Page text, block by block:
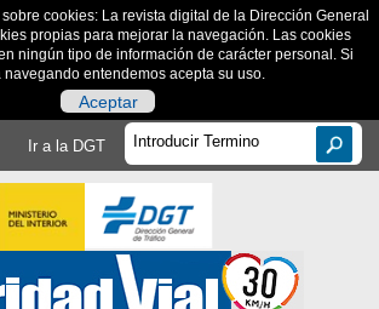
sobre cookies: La revista digital de la Dirección General
propias para mejorar la navegación. Las cookies
ningún tipo de información de carácter personal. Si
navegando entendemos acepta su uso.
Aceptar
Ir a la DGT